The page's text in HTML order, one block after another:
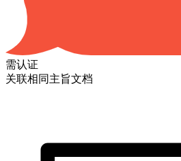
需认证
关联相同主旨文档